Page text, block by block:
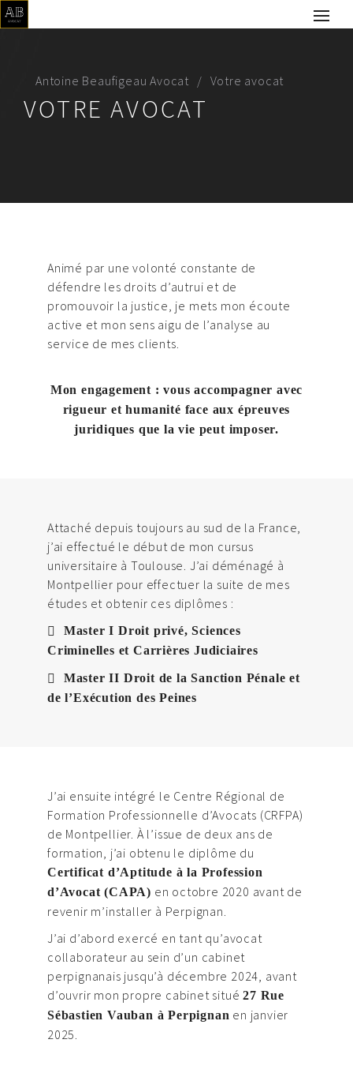
Antoine Beaufigeau Avocat Votre avocat
VOTRE AVOCAT
Animé par une volonté constante de
défendre les droits d’autrui et de
promouvoir la justice, je mets mon écoute
active et mon sens aigu de l’analyse au
service de mes clients.
Mon engagement : vous accompagner avec
rigueur et humanité face aux épreuves
juridiques que la vie peut imposer.
Attaché depuis toujours au sud de la France,
j’ai effectué le début de mon cursus
universitaire à Toulouse. J’ai déménagé à
Montpellier pour effectuer la suite de mes
études et obtenir ces diplômes :
Master I Droit privé, Sciences
Criminelles et Carrières Judiciaires
Master II Droit de la Sanction Pénale et
de l’Exécution des Peines
J’ai ensuite intégré le Centre Régional de
Formation Professionnelle d’Avocats (CRFPA)
de Montpellier. À l’issue de deux ans de
formation, j’ai obtenu le diplôme du
Certificat d’Aptitude à la Profession
d’Avocat (CAPA) en octobre 2020 avant de
revenir m’installer à Perpignan.
J’ai d’abord exercé en tant qu’avocat
collaborateur au sein d’un cabinet
perpignanais jusqu’à décembre 2024, avant
d’ouvrir mon propre cabinet situé27 Rue
Sébastien Vauban à Perpignan en janvier
2025.